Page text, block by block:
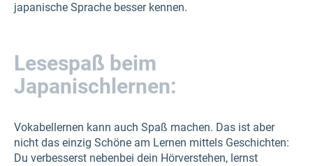
japanische Sprache besser kennen.
Lesespaß beim
Japanischlernen:
Vokabellernen kann auch Spaß machen. Das ist aber
nicht das einzig Schöne am Lernen mittels Geschichten:
Du verbesserst nebenbei dein Hörverstehen, lernst